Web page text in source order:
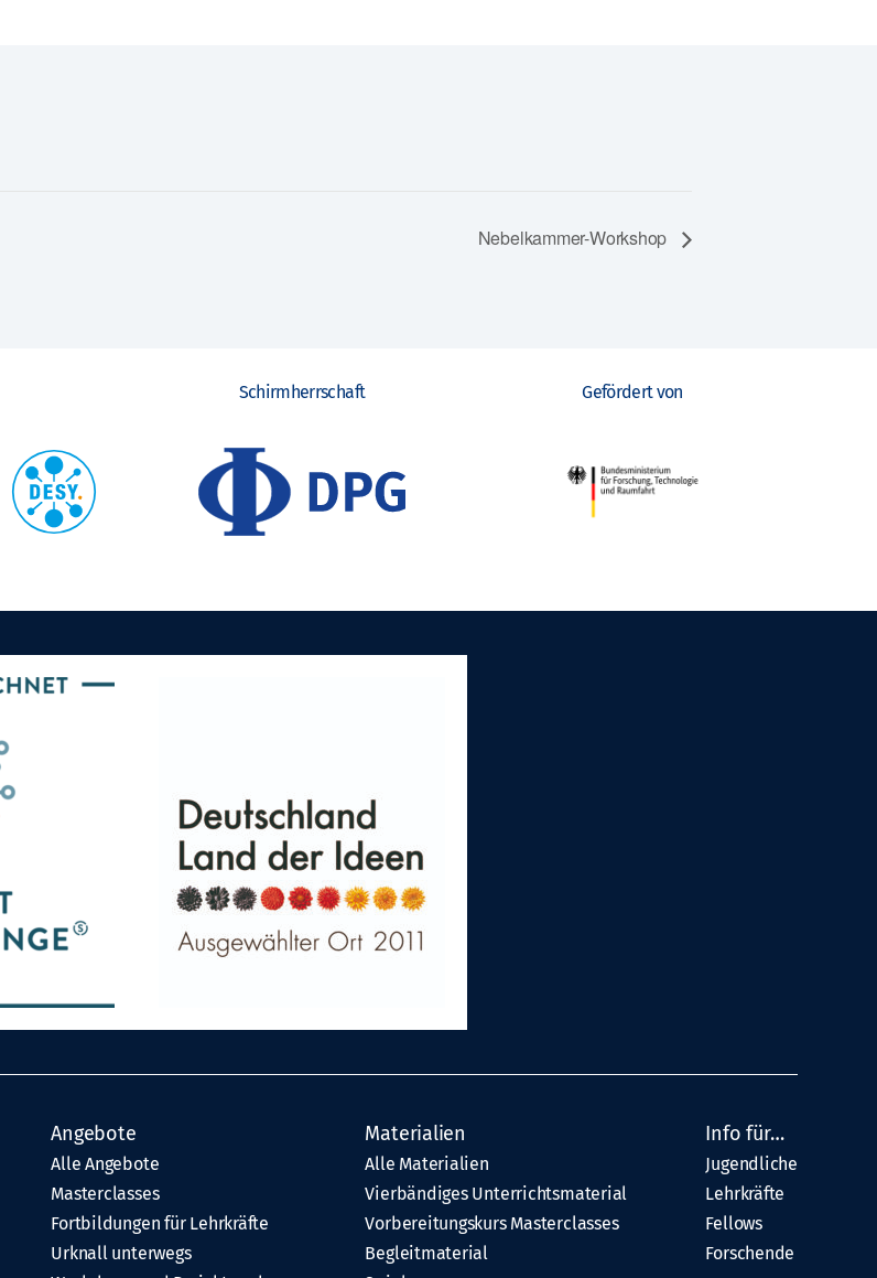
Nebelkammer-Workshop
Schirmherrschaft Gefördert von
Angebote
Alle Angebote
Masterclasses
Fortbildungen für Lehrkräfte
Urknall unterwegs
Materialien
Alle Materialien
Vierbändiges Unterrichtsmaterial
Vorbereitungskurs Masterclasses
Begleitmaterial
Info für…
Jugendliche
Lehrkräfte
Fellows
Forschende